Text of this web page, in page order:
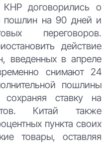
договорились о
пошлин на 90 дней и
переговоров.
действие
введенных в апреле
снимают 24
пошлины
ставку на
Китай также
пункта своих
товары, оставляя